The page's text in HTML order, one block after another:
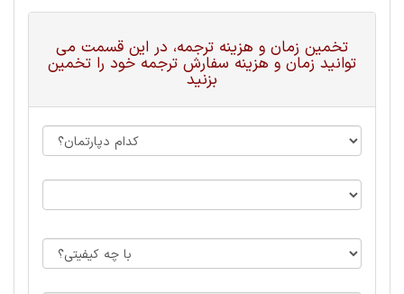
تخمین زمان و هزینه ترجمه، در این قسمت می
توانید زمان و هزینه سفارش ترجمه خود را تخمین
بزنید